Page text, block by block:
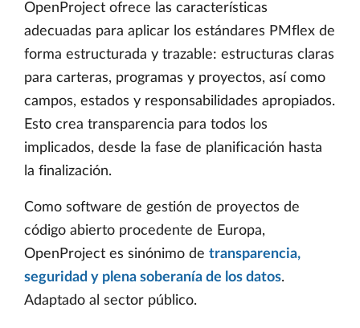
OpenProject ofrece las características
adecuadas para aplicar los estándares PMflex de
forma estructurada y trazable: estructuras claras
para carteras, programas y proyectos, así como
campos, estados y responsabilidades apropiados.
Esto crea transparencia para todos los
implicados, desde la fase de planificación hasta
la finalización.
Como software de gestión de proyectos de
código abierto procedente de Europa,
OpenProject es sinónimo de transparencia,
seguridad y plena soberanía de los datos.
Adaptado al sector público.